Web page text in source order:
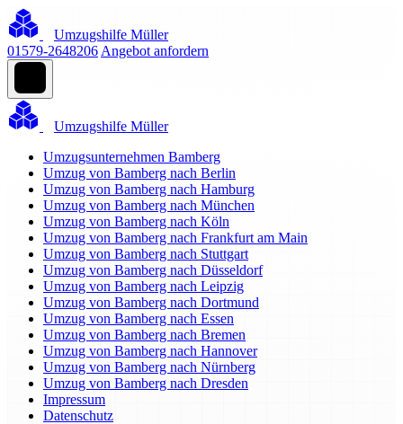
Umzugshilfe Müller
01579-2648206 Angebot anfordern
Umzugshilfe Müller
Umzugsunternehmen Bamberg
Umzug von Bamberg nach Berlin
Umzug von Bamberg nach Hamburg
Umzug von Bamberg nach München
Umzug von Bamberg nach Köln
Umzug von Bamberg nach Frankfurt am Main
Umzug von Bamberg nach Stuttgart
Umzug von Bamberg nach Düsseldorf
Umzug von Bamberg nach Leipzig
Umzug von Bamberg nach Dortmund
Umzug von Bamberg nach Essen
Umzug von Bamberg nach Bremen
Umzug von Bamberg nach Hannover
Umzug von Bamberg nach Nürnberg
Umzug von Bamberg nach Dresden
Impressum
Datenschutz